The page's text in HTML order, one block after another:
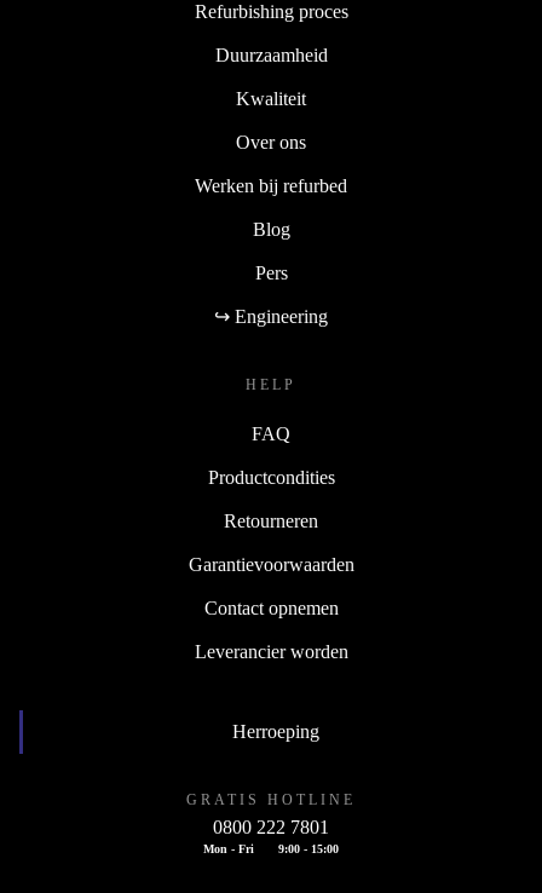
Refurbishing proces
Duurzaamheid
Kwaliteit
Over ons
Werken bij refurbed
Blog
Pers
↪ Engineering
HELP
FAQ
Productcondities
Retourneren
Garantievoorwaarden
Contact opnemen
Leverancier worden
Herroeping
GRATIS HOTLINE
0800 222 7801
Mon - Fri 9:00 - 15:00